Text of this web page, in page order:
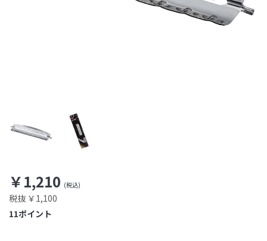
￥1,210
税抜 ￥1,100
ポイント
11